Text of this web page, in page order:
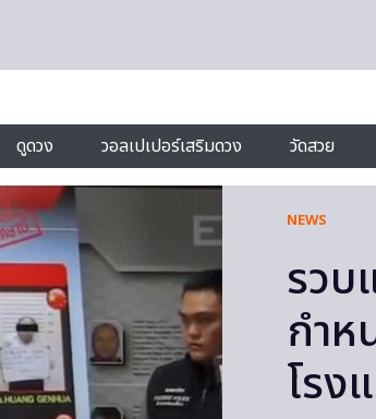
ดูดวง
วอลเปเปอร์เสริมดวง วัดสวย
NEWS
รวบ
กำห
โรง